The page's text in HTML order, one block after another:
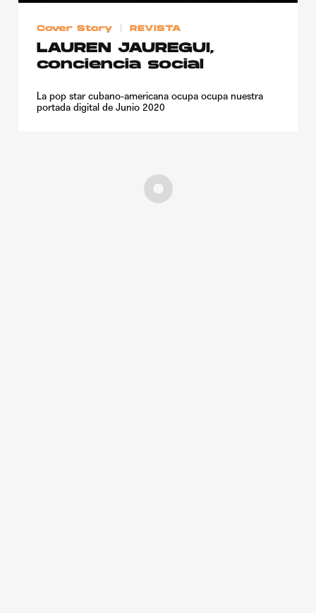
Cover Story REVISTA
LAUREN JAUREGUI,
conciencia social
La pop star cubano-americana ocupa ocupa nuestra
portada digital de Junio 2020